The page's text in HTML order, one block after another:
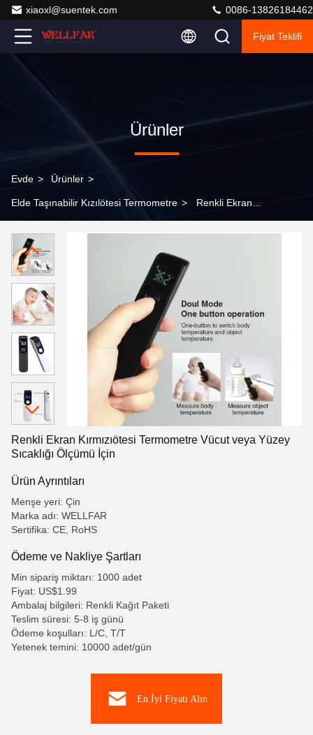
xiaoxl@suentek.com 0086-13826184462
Fiyat Teklifi
Ürünler
Evde > Ürünler >
Elde Taşınabilir Kızılötesi Termometre > Renkli Ekran
Ölçümü İçin
Renkli Ekran Kırmızıötesi Termometre Vücut veya Yüzey
Sıcaklığı Ölçümü İçin
Ürün Ayrıntıları
Menşe yeri: Çin
Marka adı: WELLFAR
Sertifika: CE, RoHS
Ödeme ve Nakliye Şartları
Min sipariş miktarı: 1000 adet
Fiyat: US$1.99
Ambalaj bilgileri: Renkli Kağıt Paketi
Teslim süresi: 5-8 iş günü
Ödeme koşulları: L/C, T/T
Yetenek temini: 10000 adet/gün
En İyi Fiyatı Alın